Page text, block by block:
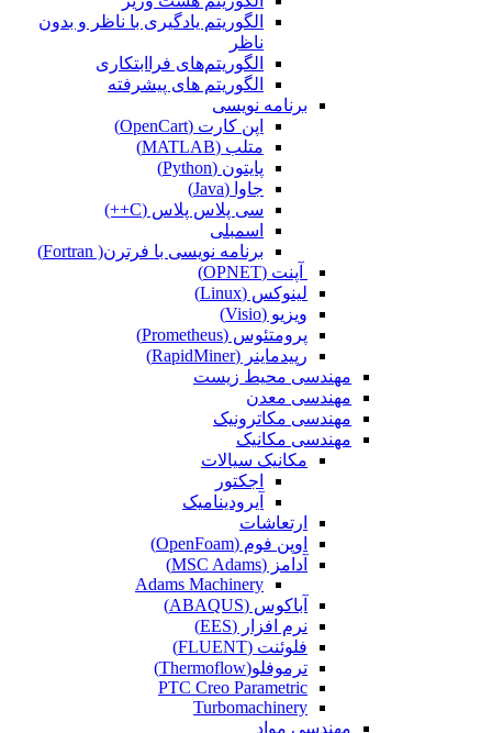
الگوریتم یادگیری با ناظر و بدون
ناظر
الگوریتم‌های فراابتکاری
الگوریتم های پیشرفته
برنامه نویسی
اپن کارت (OpenCart)
متلب (MATLAB)
پایتون (Python)
جاوا (Java)
سی پلاس پلاس (C++)
اسمبلی
برنامه نویسی با فرترن( Fortran)
آپنت (OPNET)
لینوکس (Linux)
ویزیو (Visio)
پرومتئوس (Prometheus)
رپیدماینر (RapidMiner)
مهندسی محیط زیست
مهندسی معدن
مهندسی مکاترونیک
مهندسی مکانیک
مکانیک سیالات
اجکتور
آیرودینامیک
ارتعاشات
اوپن فوم (OpenFoam)
آدامز (MSC Adams)
Adams Machinery
آباکوس (ABAQUS)
نرم افزار (EES)
فلوئنت (FLUENT)
ترموفلو(Thermoflow)
PTC Creo Parametric
Turbomachinery
مهندسی مواد